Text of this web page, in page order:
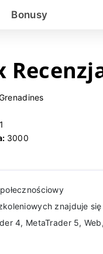
Bonusy
3000
znajduje
4, MetaTrader 5,